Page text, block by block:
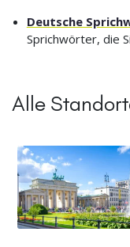
Deutsche
Sprichwörter, die
Alle